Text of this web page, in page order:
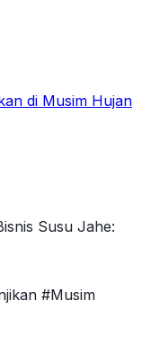
di Musim Hujan
Susu Jahe:
#Musim